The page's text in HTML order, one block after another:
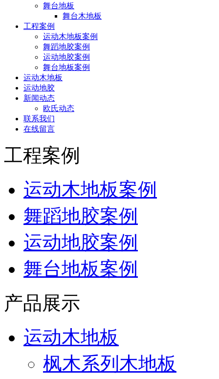
舞台地板
舞台木地板
工程案例
运动木地板案例
舞蹈地胶案例
运动地胶案例
舞台地板案例
运动木地板
运动地胶
新闻动态
欧氏动态
联系我们
在线留言
工程案例
运动木地板案例
舞蹈地胶案例
运动地胶案例
舞台地板案例
产品展示
运动木地板
枫木系列木地板